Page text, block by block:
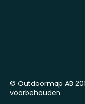
© Outdoormap AB
voorbehouden